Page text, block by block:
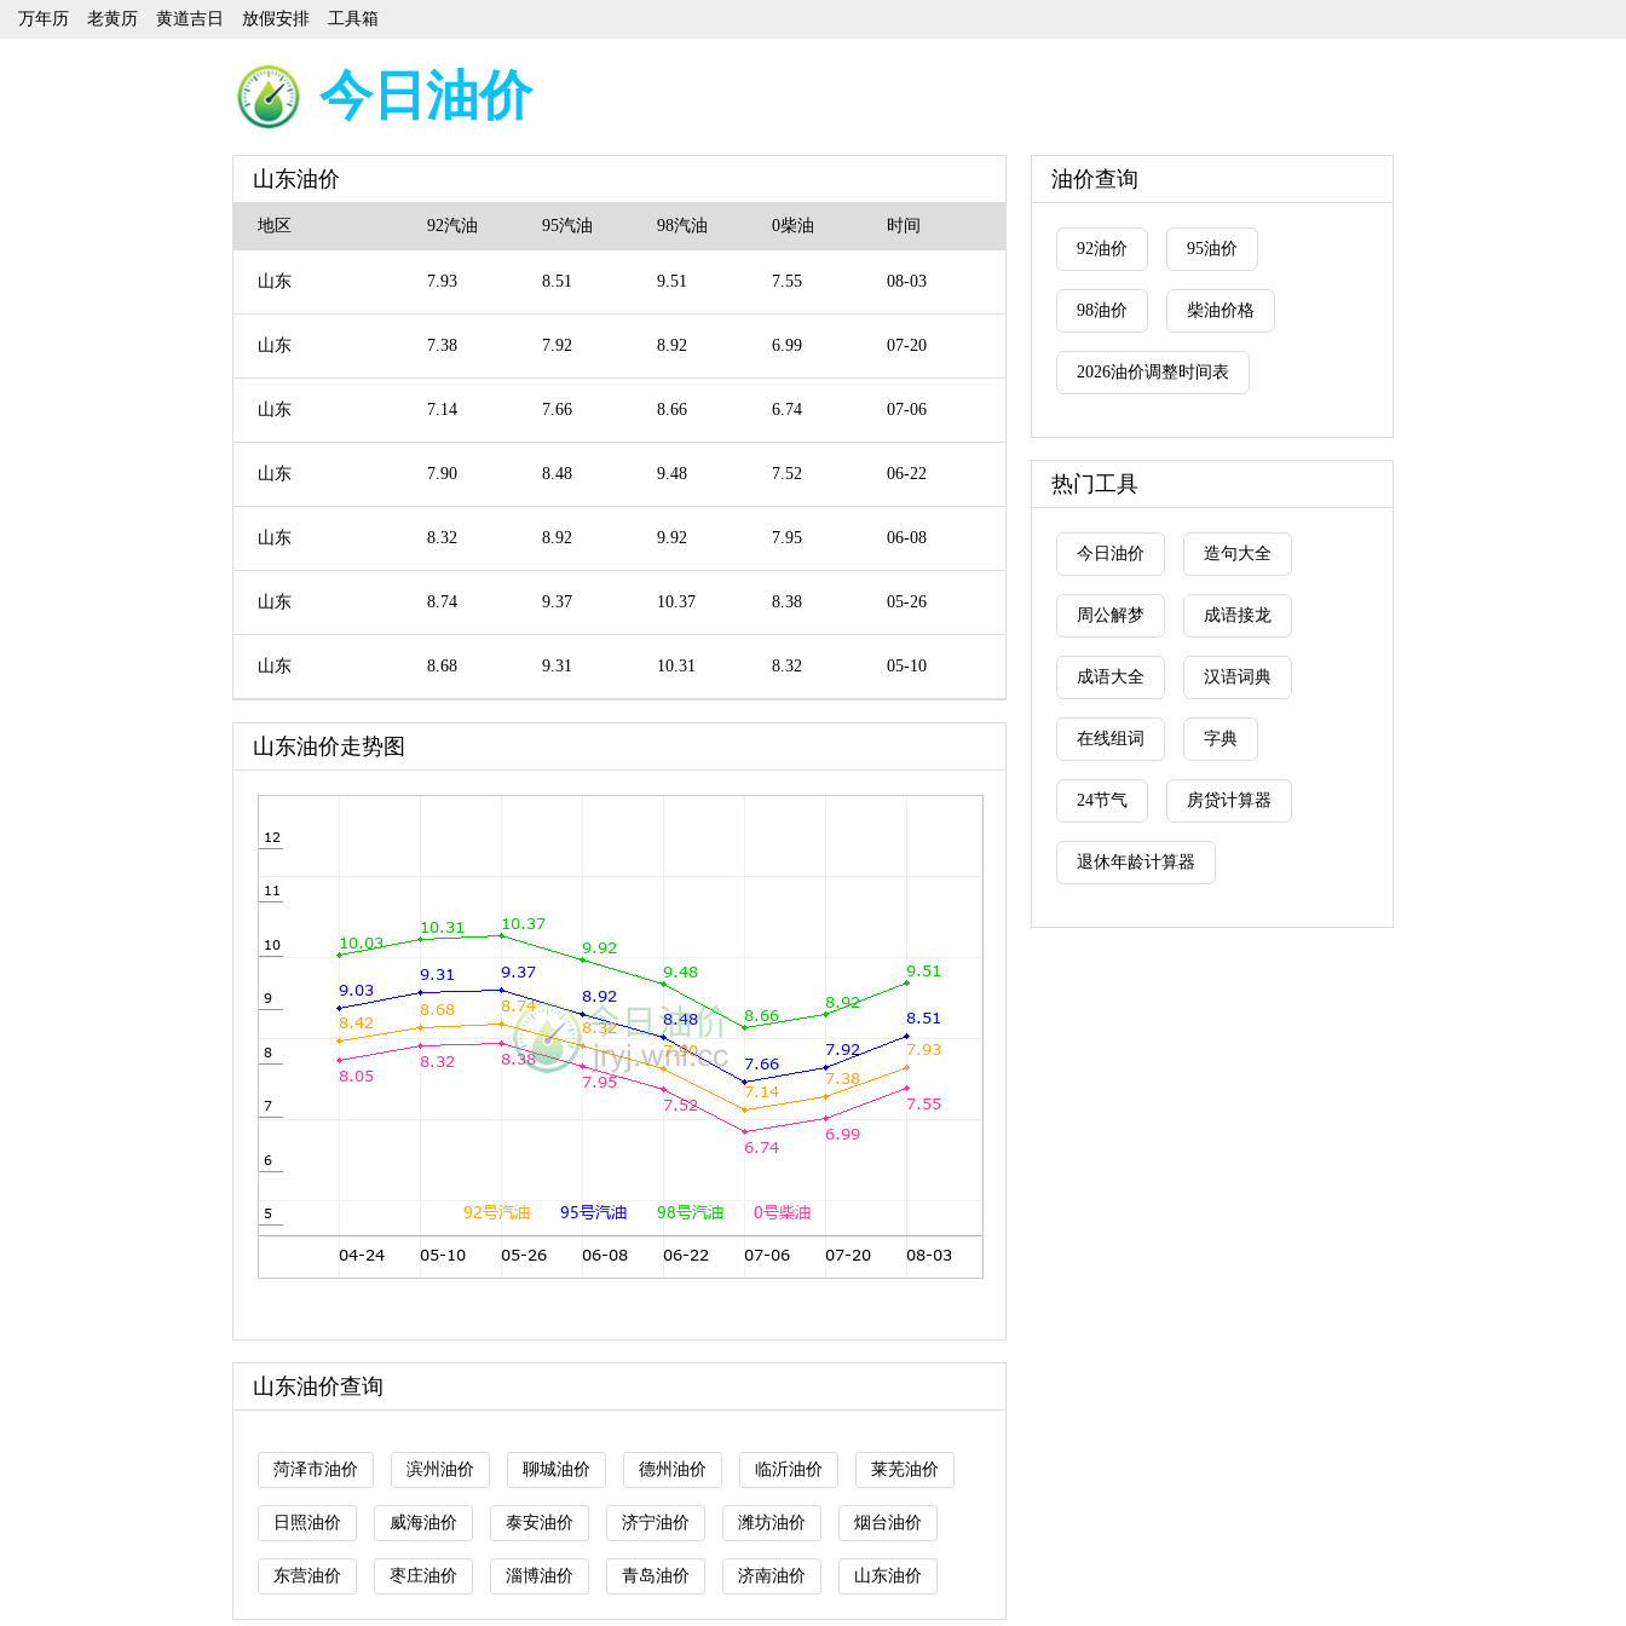
万年历 老黄历 黄道吉日 放假安排 工具箱
今日油价
山东油价
地区 92汽油 95汽油 98汽油 0柴油 时间
山东 7.93 8.51 9.51 7.55 08-03
山东 7.38 7.92 8.92 6.99 07-20
山东 7.14 7.66 8.66 6.74 07-06
山东 7.90 8.48 9.48 7.52 06-22
山东 8.32 8.92 9.92 7.95 06-08
山东 8.74 9.37 10.37 8.38 05-26
山东 8.68 9.31 10.31 8.32 05-10
山东油价走势图
山东油价查询
菏泽市油价 滨州油价 聊城油价 德州油价 临沂油价 莱芜油价
日照油价 威海油价 泰安油价 济宁油价 潍坊油价 烟台油价
东营油价 枣庄油价 淄博油价 青岛油价 济南油价 山东油价
油价查询
92油价 95油价
98油价 柴油价格
2026油价调整时间表
热门工具
今日油价 造句大全
周公解梦 成语接龙
成语大全 汉语词典
在线组词 字典
24节气 房贷计算器
退休年龄计算器